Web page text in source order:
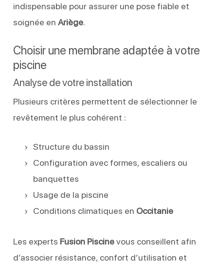
indispensable pour assurer une pose fiable et
soignée en Ariège.
Choisir une membrane adaptée à votre
piscine
Analyse de votre installation
Plusieurs critères permettent de sélectionner le
revêtement le plus cohérent :
Structure du bassin
Configuration avec formes, escaliers ou
banquettes
Usage de la piscine
Conditions climatiques en Occitanie
Les experts Fusion Piscinevous conseillent afin
d’associer résistance, confort d’utilisation et